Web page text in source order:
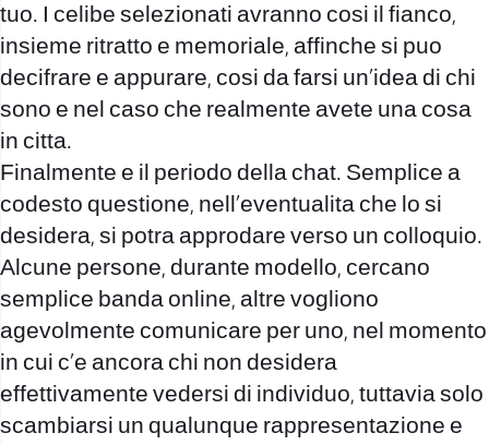
tuo. I celibe selezionati avranno cosi il fianco,
insieme ritratto e memoriale, affinche si puo
decifrare e appurare, cosi da farsi un’idea di chi
sono e nel caso che realmente avete una cosa
in citta.
Finalmente e il periodo della chat. Semplice a
codesto questione, nell’eventualita che lo si
desidera, si potra approdare verso un colloquio.
Alcune persone, durante modello, cercano
semplice banda online, altre vogliono
agevolmente comunicare per uno, nel momento
in cui c’e ancora chi non desidera
effettivamente vedersi di individuo, tuttavia solo
scambiarsi un qualunque rappresentazione e